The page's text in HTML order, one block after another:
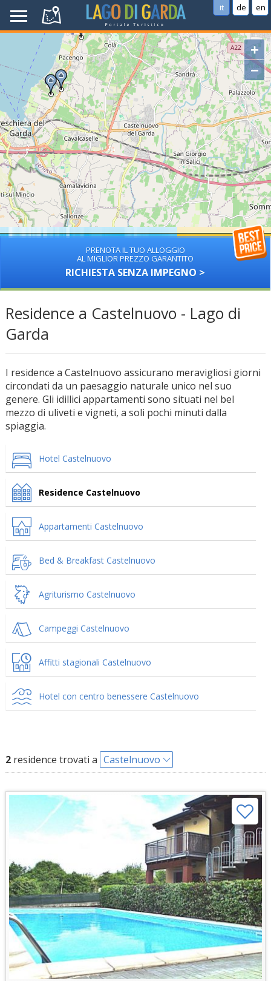
it de en
+
−
PRENOTA IL TUO ALLOGGIO
AL MIGLIOR PREZZO GARANTITO
RICHIESTA SENZA IMPEGNO >
Residence a Castelnuovo - Lago di
Garda
I residence a Castelnuovo assicurano meravigliosi giorni
circondati da un paesaggio naturale unico nel suo
genere. Gli idillici appartamenti sono situati nel bel
mezzo di uliveti e vigneti, a soli pochi minuti dalla
spiaggia.
Hotel Castelnuovo
Residence Castelnuovo
Appartamenti Castelnuovo
Bed & Breakfast Castelnuovo
Agriturismo Castelnuovo
Campeggi Castelnuovo
Affitti stagionali Castelnuovo
Hotel con centro benessere Castelnuovo
2residence trovati a Castelnuovo